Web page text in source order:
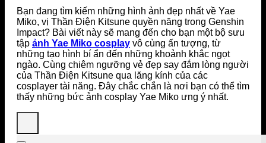
Bạn đang tìm kiếm những hình ảnh đẹp nhất về Yae
Miko, vị Thần Điện Kitsune quyền năng trong Genshin
Impact? Bài viết này sẽ mang đến cho bạn một bộ sưu
tập ảnh Yae Miko cosplay vô cùng ấn tượng, từ
những tạo hình bí ẩn đến những khoảnh khắc ngọt
ngào. Cùng chiêm ngưỡng vẻ đẹp say đắm lòng người
của Thần Điện Kitsune qua lăng kính của các
cosplayer tài năng. Đây chắc chắn là nơi bạn có thể tìm
thấy những bức ảnh cosplay Yae Miko ưng ý nhất.